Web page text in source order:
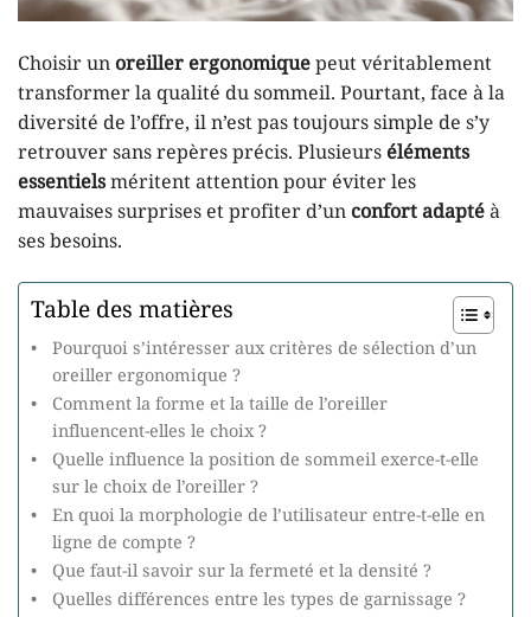
Choisir unoreiller ergonomiquepeut véritablement
transformer la qualité du sommeil. Pourtant, face à la
diversité de l’offre, il n’est pas toujours simple de s’y
retrouver sans repères précis. Plusieurséléments
essentielsméritent attention pour éviter les
mauvaises surprises et profiter d’un confort adaptéà
ses besoins.
Table des matières
Pourquoi s’intéresser aux critères de sélection d’un
oreiller ergonomique ?
Comment la forme et la taille de l’oreiller
influencent-elles le choix ?
Quelle influence la position de sommeil exerce-t-elle
sur le choix de l’oreiller ?
En quoi la morphologie de l’utilisateur entre-t-elle en
ligne de compte ?
Que faut-il savoir sur la fermeté et la densité ?
Quelles différences entre les types de garnissage ?